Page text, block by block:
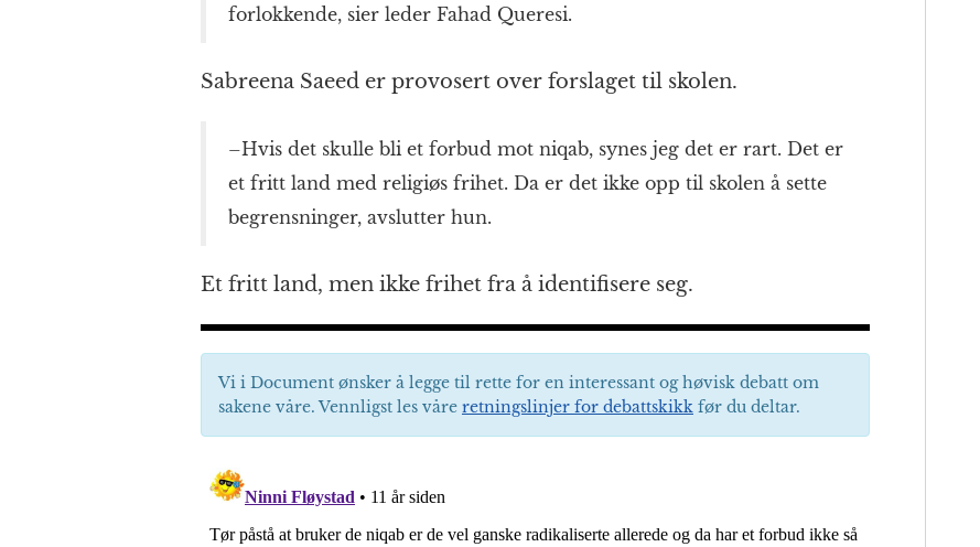
forlokkende, sier leder Fahad Queresi.
Sabreena Saeed er provosert over forslaget til skolen.
–Hvis det skulle bli et forbud mot niqab, synes jeg det er rart. Det er
et fritt land med religiøs frihet. Da er det ikke opp til skolen å sette
begrensninger, avslutter hun.
Et fritt land, men ikke frihet fra å identifisere seg.
Vi i Document ønsker å legge til rette for en interessant og høvisk debatt om
sakene våre. Vennligst les våre retningslinjer for debattskikk før du deltar.